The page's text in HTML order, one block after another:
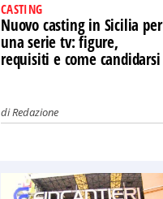
CASTING
Nuovo casting in Sicilia per
una serie tv: figure,
requisiti e come candidarsi
diRedazione